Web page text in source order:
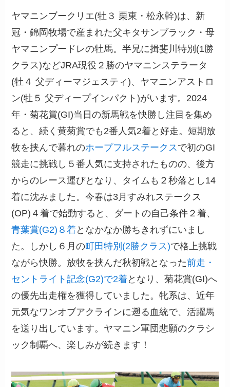
ヤマニンブークリエ(牡３ 栗東・松永幹)は、新
冠・錦岡牧場で産まれた父キタサンブラック・母
ヤマニンプードレの牡馬。半兄に揖斐川特別(1勝
クラス)などJRA現役２勝のヤマニンステラータ
(牡４ 父ディーマジェスティ)、ヤマニンアストロ
ン(牡５ 父ディープインパクト)がいます。2024
年・菊花賞(GI)当日の新馬戦を快勝し注目を集め
ると、続く黄菊賞でも2番人気2着と好走。短期放
牧を挟んで暮れのホープフルステークス で初のGI
競走に挑戦し５番人気に支持されたものの、後方
からのレース運びとなり、タイムも２秒落とし14
着に沈みました。今春は3月すみれステークス
(OP)４着で始動すると、ダートの自己条件２着、
青葉賞(G2)８着となかなか勝ちきれずにいまし
た。しかし６月の町田特別(2勝クラス)で格上挑戦
ながら快勝。放牧を挟んだ秋初戦となった前走・
セントライト記念(G2)で2着となり、菊花賞(GI)へ
の優先出走権を獲得していました。牝系は、近年
元気なワンオブアクラインに遡る血統で、活躍馬
を送り出しています。ヤマニン軍団悲願のクラシ
ック制覇へ、楽しみが続きます！